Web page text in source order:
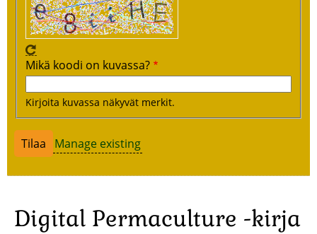
Mikä koodi on kuvassa?
Kirjoita kuvassa näkyvät merkit.
Manage existing
Digital Permaculture -kirja